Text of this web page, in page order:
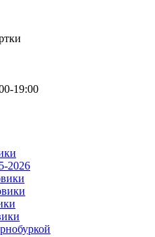
19:00
2026